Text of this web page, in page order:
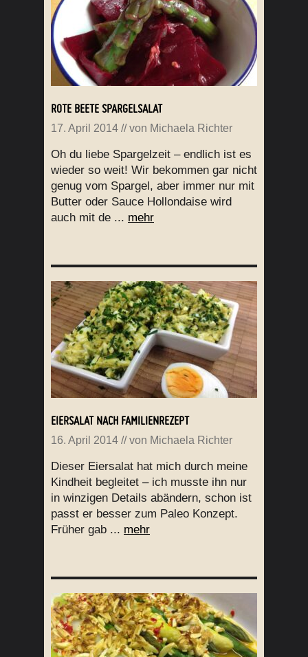
ROTE BEETE SPARGELSALAT
17. April 2014 // von Michaela Richter
Oh du liebe Spargelzeit – endlich ist es
wieder so weit! Wir bekommen gar nicht
genug vom Spargel, aber immer nur mit
Butter oder Sauce Hollondaise wird
auch mit de ... mehr
EIERSALAT NACH FAMILIENREZEPT
16. April 2014 // von Michaela Richter
Dieser Eiersalat hat mich durch meine
Kindheit begleitet – ich musste ihn nur
in winzigen Details abändern, schon ist
passt er besser zum Paleo Konzept.
Früher gab ... mehr